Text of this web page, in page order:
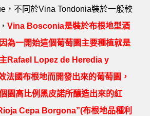
，不同於Vina Tondonia裝於一般較
Vina Bosconia是裝於布根地型酒
為一開始這個葡萄園主要種植就是
Rafael Lopez de Heredia y
法國布根地而開發出來的葡萄園，
園高比例黑皮諾所釀造出來的紅
Cepa Borgona”(布根地品種利